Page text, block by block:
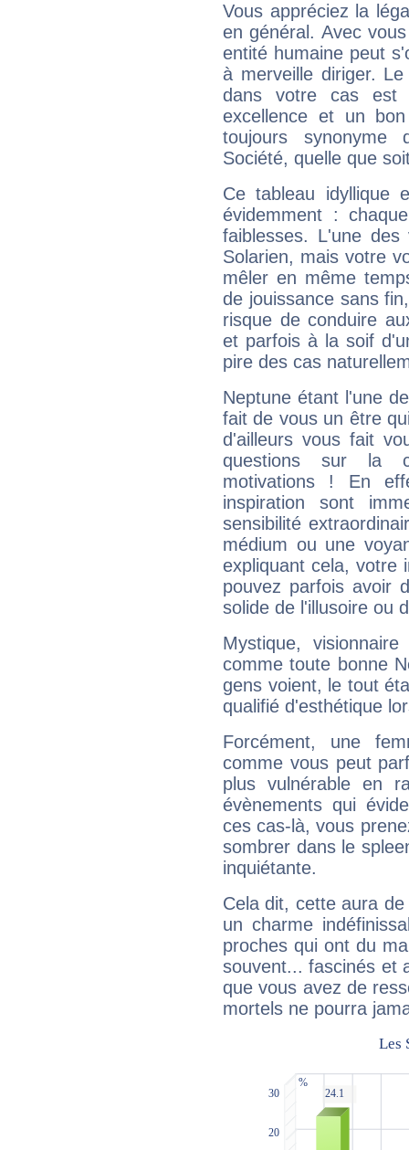
Vous appréciez la
en général. Avec
entité humaine peut
à merveille diriger.
dans votre cas est
excellence et un
toujours synonyme
Société, quelle que
Ce tableau idyllique
évidemment :
faiblesses. L'une
Solarien, mais votre
mêler en même
de jouissance sans
risque de conduire
et parfois à la soif
pire des cas
Neptune étant l'une
fait de vous un être
d'ailleurs vous fait
questions sur la
motivations ! En
inspiration sont
sensibilité
médium ou une
expliquant cela, votre
pouvez parfois avoir
solide de l'illusoire ou
Mystique,
comme toute bonne
gens voient, le tout
qualifié d'esthétique
Forcément, une
comme vous peut
plus vulnérable en
évènements qui
ces cas-là, vous
sombrer dans le
inquiétante.
Cela dit, cette aura
un charme
proches qui ont du
souvent... fascinés et
que vous avez de
mortels ne pourra